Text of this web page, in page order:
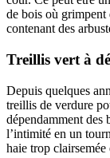
de bois où grimpent
contenant des
Treillis vert à
Depuis quelques
treillis de verdure
dépendamment des
l’intimité en un
haie trop